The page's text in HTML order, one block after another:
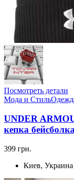
Посмотреть детали
Мода и Стиль
UNDER
кепка
399 грн.
Киев, Украина